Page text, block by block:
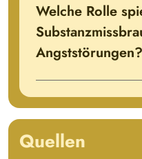
Welche Rolle
Angststörungen?
Quellen